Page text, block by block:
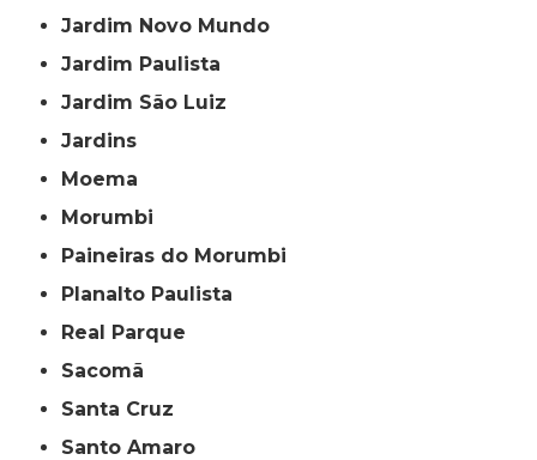
Jardim Novo Mundo
Jardim Paulista
Jardim São Luiz
Jardins
Moema
Morumbi
Paineiras do Morumbi
Planalto Paulista
Real Parque
Sacomã
Santa Cruz
Santo Amaro